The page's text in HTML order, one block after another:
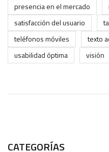
presencia en el mercado
satisfacción del usuario
teléfonos móviles
texto
usabilidad óptima
visión
CATEGORÍAS